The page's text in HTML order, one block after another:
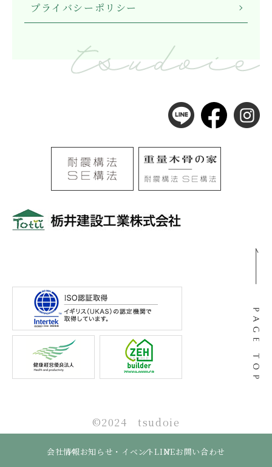
プライバシーポリシー
©2024 tsudoie
会社情報お知らせ・イベントLINEお問い合わせ